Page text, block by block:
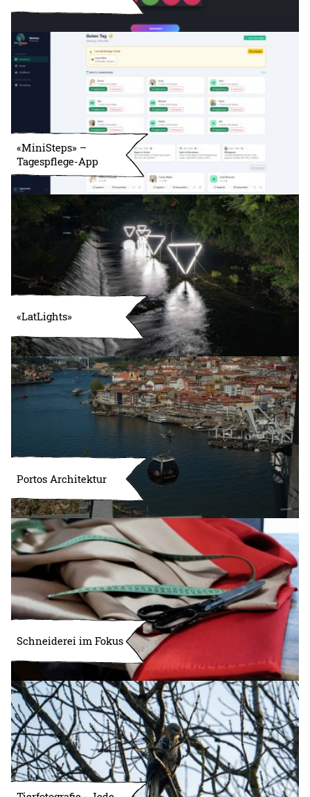
«MiniSteps» –
Tagespflege-App
«LatLights»
Portos Architektur
Schneiderei im Fokus